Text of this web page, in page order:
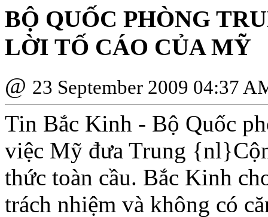
BỘ QUỐC PHÒNG
LỜI TỐ CÁO CỦA MỸ
@ 23 September 2009 04:37
Tin Bắc Kinh - Bộ Quốc
việc Mỹ đưa Trung
thức toàn cầu. Bắc Kinh
trách nhiệm và không có